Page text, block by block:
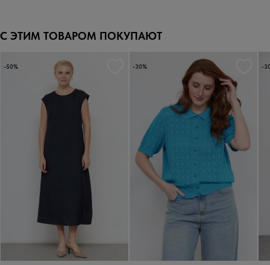
С ЭТИМ ТОВАРОМ ПОКУПАЮТ
-50% -30% -